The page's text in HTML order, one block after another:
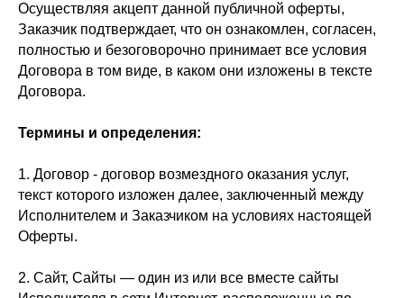
Осуществляя акцепт данной публичной оферты,
Заказчик подтверждает, что он ознакомлен, согласен,
полностью и безоговорочно принимает все условия
Договора в том виде, в каком они изложены в тексте
Договора.
Термины и определения:
1. Договор - договор возмездного оказания услуг,
текст которого изложен далее, заключенный между
Исполнителем и Заказчиком на условиях настоящей
Оферты.
2. Сайт, Сайты — один из или все вместе сайты